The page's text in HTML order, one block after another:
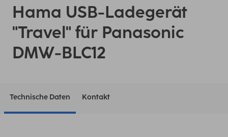
Hama USB-Ladegerät
"Travel" für Panasonic
DMW-BLC12
Technische Daten Kontakt